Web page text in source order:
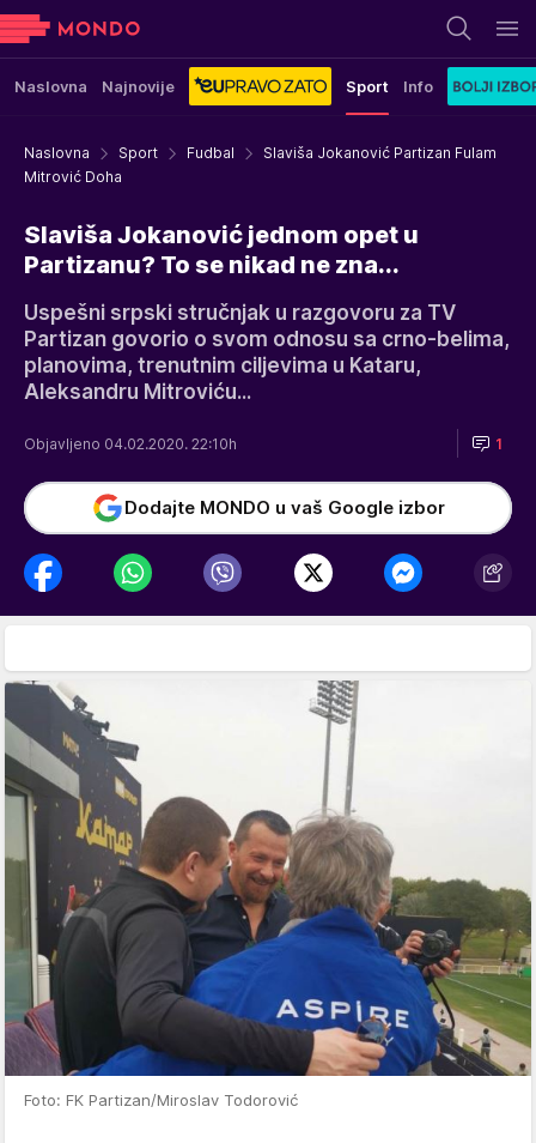
Naslovna Najnovije Sport Info
Naslovna Sport Fudbal
Slaviša Jokanović Partizan Fulam
Mitrović Doha
Slaviša Jokanović jednom opet u
Partizanu? To se nikad ne zna...
Uspešni srpski stručnjak u razgovoru za TV
Partizan govorio o svom odnosu sa crno-belima,
planovima, trenutnim ciljevima u Kataru,
Aleksandru Mitroviću...
Objavljeno 04.02.2020. 22:10h 1
Dodajte MONDO u vaš Google izbor
Foto: FK Partizan/Miroslav Todorović